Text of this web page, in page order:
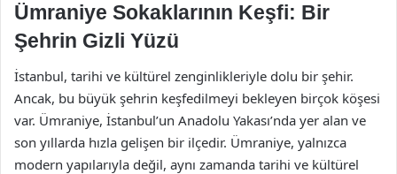
Ümraniye Sokaklarının Keşfi: Bir
Şehrin Gizli Yüzü
İstanbul, tarihi ve kültürel zenginlikleriyle dolu bir şehir.
Ancak, bu büyük şehrin keşfedilmeyi bekleyen birçok köşesi
var. Ümraniye, İstanbul’un Anadolu Yakası’nda yer alan ve
son yıllarda hızla gelişen bir ilçedir. Ümraniye, yalnızca
modern yapılarıyla değil, aynı zamanda tarihi ve kültürel